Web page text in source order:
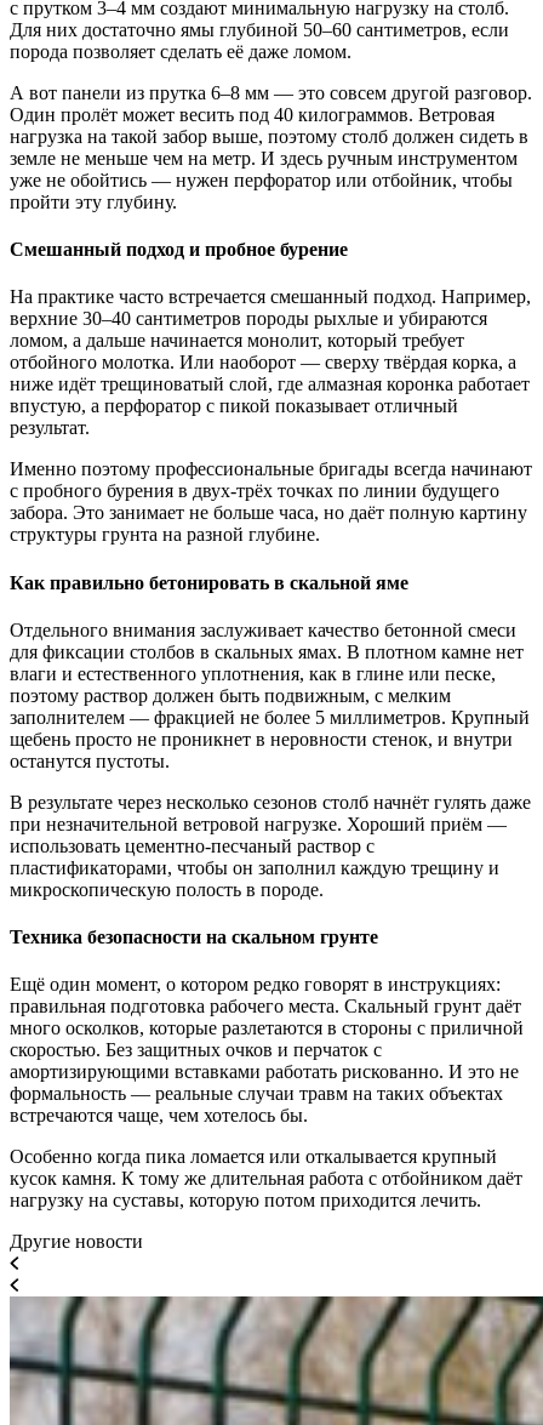
с прутком 3–4 мм создают минимальную нагрузку на столб.
Для них достаточно ямы глубиной 50–60 сантиметров, если
порода позволяет сделать её даже ломом.
А вот панели из прутка 6–8 мм — это совсем другой разговор.
Один пролёт может весить под 40 килограммов. Ветровая
нагрузка на такой забор выше, поэтому столб должен сидеть в
земле не меньше чем на метр. И здесь ручным инструментом
уже не обойтись — нужен перфоратор или отбойник, чтобы
пройти эту глубину.
Смешанный подход и пробное бурение
На практике часто встречается смешанный подход. Например,
верхние 30–40 сантиметров породы рыхлые и убираются
ломом, а дальше начинается монолит, который требует
отбойного молотка. Или наоборот — сверху твёрдая корка, а
ниже идёт трещиноватый слой, где алмазная коронка работает
впустую, а перфоратор с пикой показывает отличный
результат.
Именно поэтому профессиональные бригады всегда начинают
с пробного бурения в двух-трёх точках по линии будущего
забора. Это занимает не больше часа, но даёт полную картину
структуры грунта на разной глубине.
Как правильно бетонировать в скальной яме
Отдельного внимания заслуживает качество бетонной смеси
для фиксации столбов в скальных ямах. В плотном камне нет
влаги и естественного уплотнения, как в глине или песке,
поэтому раствор должен быть подвижным, с мелким
заполнителем — фракцией не более 5 миллиметров. Крупный
щебень просто не проникнет в неровности стенок, и внутри
останутся пустоты.
В результате через несколько сезонов столб начнёт гулять даже
при незначительной ветровой нагрузке. Хороший приём —
использовать цементно-песчаный раствор с
пластификаторами, чтобы он заполнил каждую трещину и
микроскопическую полость в породе.
Техника безопасности на скальном грунте
Ещё один момент, о котором редко говорят в инструкциях:
правильная подготовка рабочего места. Скальный грунт даёт
много осколков, которые разлетаются в стороны с приличной
скоростью. Без защитных очков и перчаток с
амортизирующими вставками работать рискованно. И это не
формальность — реальные случаи травм на таких объектах
встречаются чаще, чем хотелось бы.
Особенно когда пика ломается или откалывается крупный
кусок камня. К тому же длительная работа с отбойником даёт
нагрузку на суставы, которую потом приходится лечить.
Другие новости